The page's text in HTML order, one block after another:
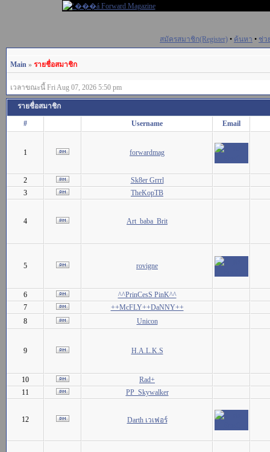
สมัครสมาชิก(Register) • ค้นหา • ช่ว
Main » รายชื่อสมาชิก
เวลาขณะนี้ Fri Aug 07, 2026 5:50 pm
รายชื่อสมาชิก
# Username Email
1 forwardmag
2
Sk8er Grrrl
3
TheKopTB
4 Art_baba_Brit
5 rovigne
6
^^PrinCesS PinK^^
7
++McFLY++DaNNY++
8
Unicon
9 H.A.L.K.S
10
Rad+
11
PP_Skywalker
12 Darth เวเฟอร์